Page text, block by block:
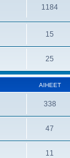
1184
15
25
AIHEET
338
47
11